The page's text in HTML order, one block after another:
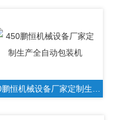
450鹏恒机械设备厂家定制生产全自动包装机